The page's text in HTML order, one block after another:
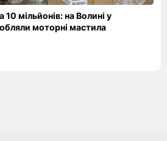
10 мільйонів: на Волині у
моторні мастила